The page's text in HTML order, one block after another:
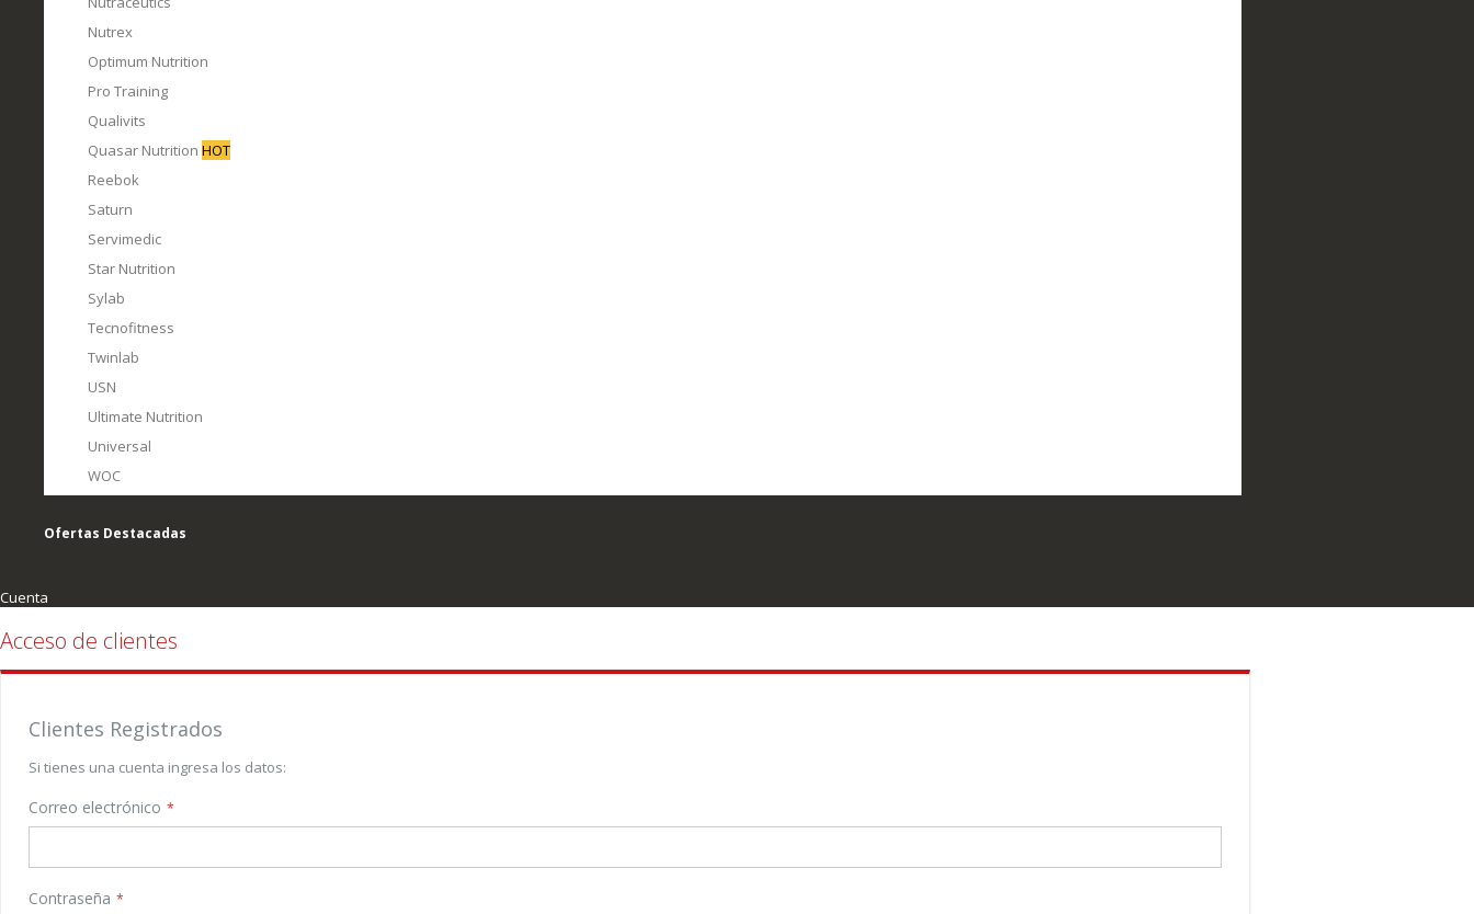
Nutrex
Optimum Nutrition
Pro Training
Qualivits
Quasar Nutrition HOT
Reebok
Saturn
Servimedic
Star Nutrition
Sylab
Tecnofitness
Twinlab
USN
Ultimate Nutrition
Universal
WOC
Ofertas Destacadas
Cuenta
Acceso de clientes
Clientes Registrados
Si tienes una cuenta ingresa los datos:
Correo electrónico
Contraseña